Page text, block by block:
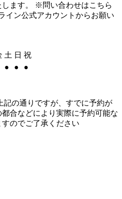
ます。 ※問い合わせはこちら
イン公式アカウントからお願い
土 日 祝
● ●
●
の通りですが、すでに予約が
合などにより実際に予約可能な
のでご了承ください